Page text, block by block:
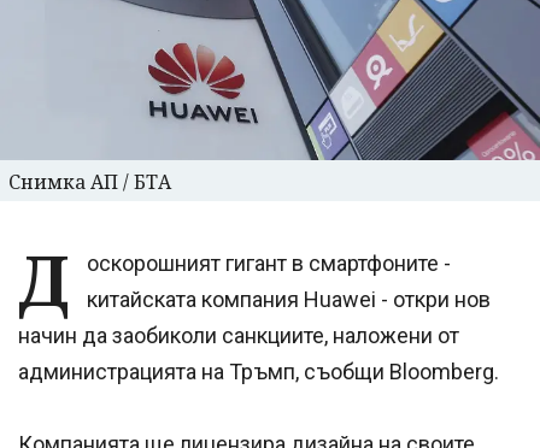
Снимка АП / БТА
Д
оскорошният гигант в смартфоните -
китайската компания Huawei - откри нов
начин да заобиколи санкциите, наложени от
администрацията на Тръмп, съобщи Bloomberg.